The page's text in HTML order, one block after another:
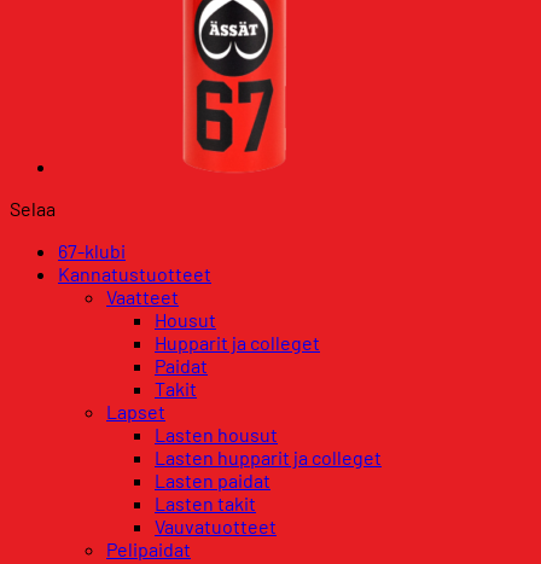
Selaa
67-klubi
Kannatustuotteet
Vaatteet
Housut
Hupparit ja colleget
Paidat
Takit
Lapset
Lasten housut
Lasten hupparit ja colleget
Lasten paidat
Lasten takit
Vauvatuotteet
Pelipaidat